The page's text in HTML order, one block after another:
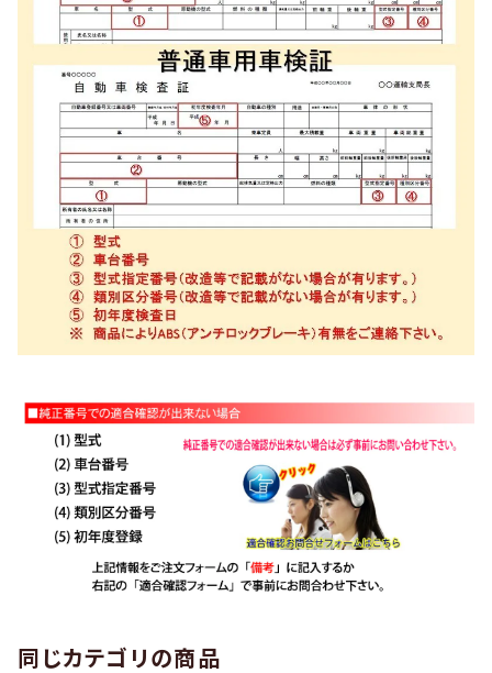
同じカテゴリの商品